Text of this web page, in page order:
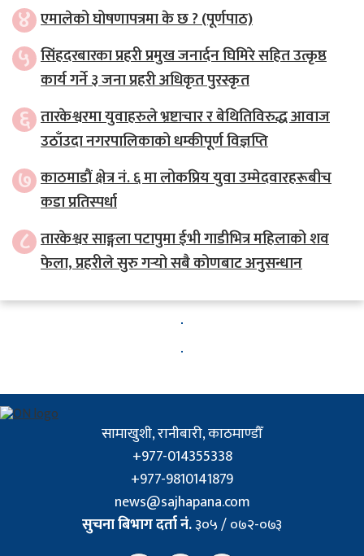
४ एमालेको घोषणापत्रमा के छ ? (पूर्णपाठ)
५ सिंहदरबारका प्रहरी प्रमुख जनार्दन घिमिरे सहित उत्कृष्ठ
कार्य गर्ने ३ जना प्रहरी अधिकृत पुरस्कृत
६ तारकेश्वरमा युवाहरुले भ्रष्टाचार र बेथितिविरुद्ध आवाज
उठाँउदा नगरपालिकाको धम्कीपूर्ण विज्ञप्ति
७ काठमाडौं क्षेत्र नं. ६ मा लोकप्रिय युवा उम्मेदवारहरूबीच
कडा प्रतिस्पर्धा
८ तारकेश्वर साङ्गला पटापुमा ईभी गाडीभित्र महिलाको शव
फेला, प्रहरीले सुरु गर्‍यो सबै कोणबाट अनुसन्धान
सामाखुशी, रानीबारी, काठमाण्डौँ
+977-014355338
+977-9810141879
news@sajhapana.com
सुचना बिभाग दर्ता नं.३०५ / ०७२-०७३